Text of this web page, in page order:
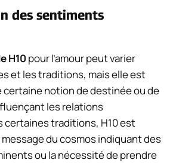
des sentiments
H10 pour l’amour peut varier
et les traditions, mais elle est
certaine notion de destinée ou de
les relations
certaines traditions, H10 est
du cosmos indiquant des
ou la nécessité de prendre